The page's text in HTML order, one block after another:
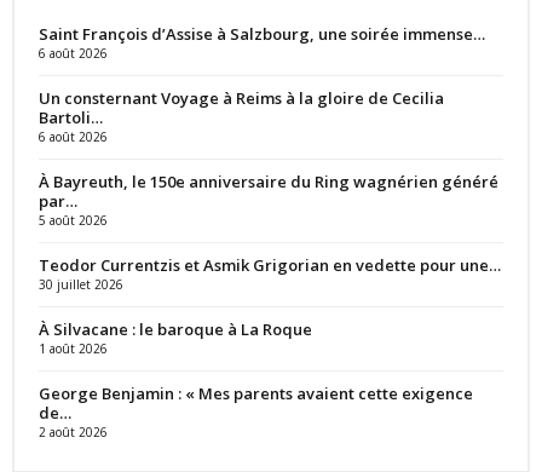
Saint François d’Assise à Salzbourg, une soirée immense…
6 août 2026
Un consternant Voyage à Reims à la gloire de Cecilia
Bartoli…
6 août 2026
À Bayreuth, le 150e anniversaire du Ring wagnérien généré
par…
5 août 2026
Teodor Currentzis et Asmik Grigorian en vedette pour une…
30 juillet 2026
À Silvacane : le baroque à La Roque
1 août 2026
George Benjamin : « Mes parents avaient cette exigence
de…
2 août 2026